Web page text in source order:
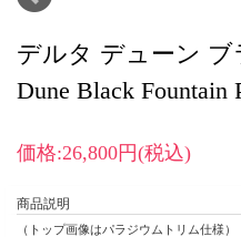
デルタ デューン ブ
Dune Black Fountain
価格:26,800円(税込)
商品説明
（トップ画像はパラジウムトリム仕様）